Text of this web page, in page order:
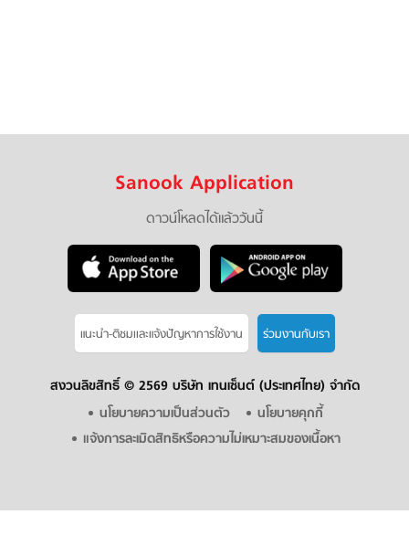
Sanook Application
ดาวน์โหลดได้แล้ววันนี้
แนะนำ-ติชมเเละแจ้งปัญหาการใช้งาน ร่วมงานกับเรา
สงวนลิขสิทธิ์ © 2569 บริษัท เทนเซ็นต์ (ประเทศไทย) จำกัด
นโยบายความเป็นส่วนตัว
นโยบายคุกกี้
แจ้งการละเมิดสิทธิหรือความไม่เหมาะสมของเนื้อหา